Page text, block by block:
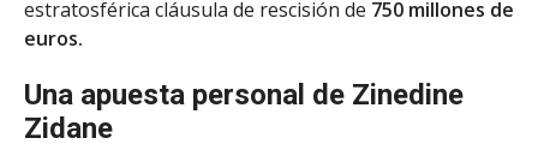
estratosférica cláusula de rescisión de 750 millones de
euros.
Una apuesta personal de Zinedine
Zidane